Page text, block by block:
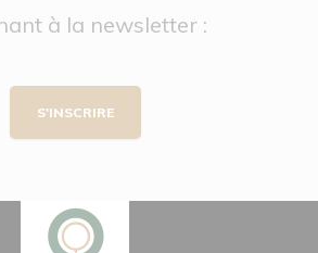
à la newsletter :
S'INSCRIRE